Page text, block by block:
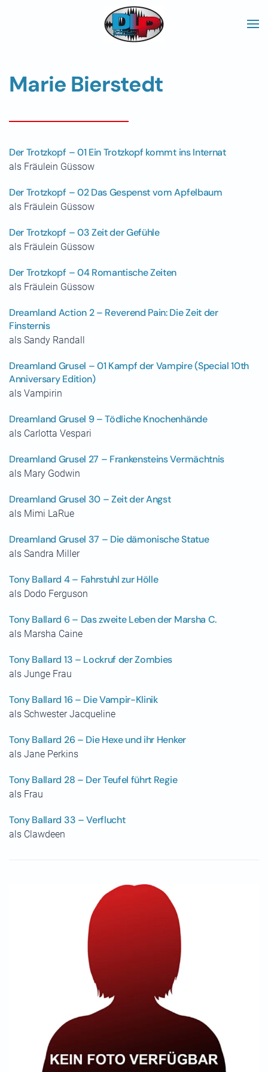
Skip to main content
Marie Bierstedt
Der Trotzkopf – 01 Ein Trotzkopf kommt ins Internat
als Fräulein Güssow
Der Trotzkopf – 02 Das Gespenst vom Apfelbaum
als Fräulein Güssow
Der Trotzkopf – 03 Zeit der Gefühle
als Fräulein Güssow
Der Trotzkopf – 04 Romantische Zeiten
als Fräulein Güssow
Dreamland Action 2 – Reverend Pain: Die Zeit der
Finsternis
als Sandy Randall
Dreamland Grusel – 01 Kampf der Vampire (Special 10th
Anniversary Edition)
als Vampirin
Dreamland Grusel 9 – Tödliche Knochenhände
als Carlotta Vespari
Dreamland Grusel 27 – Frankensteins Vermächtnis
als Mary Godwin
Dreamland Grusel 30 – Zeit der Angst
als Mimi LaRue
Dreamland Grusel 37 – Die dämonische Statue
als Sandra Miller
Tony Ballard 4 – Fahrstuhl zur Hölle
als Dodo Ferguson
Tony Ballard 6 – Das zweite Leben der Marsha C.
als Marsha Caine
Tony Ballard 13 – Lockruf der Zombies
als Junge Frau
Tony Ballard 16 – Die Vampir-Klinik
als Schwester Jacqueline
Tony Ballard 26 – Die Hexe und ihr Henker
als Jane Perkins
Tony Ballard 28 – Der Teufel führt Regie
als Frau
Tony Ballard 33 – Verflucht
als Clawdeen